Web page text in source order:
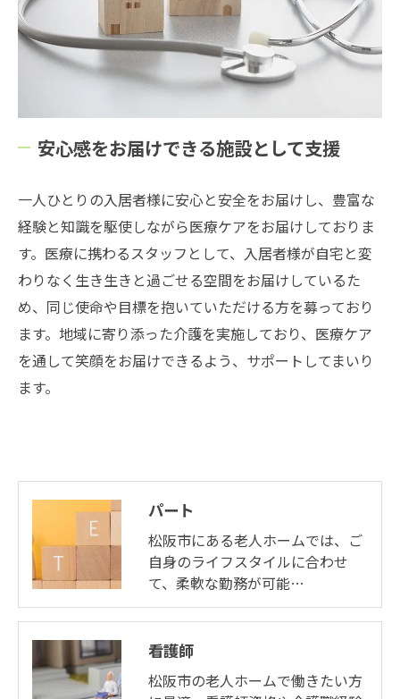
安心感をお届けできる施設として支援
一人ひとりの入居者様に安心と安全をお届けし、豊富な
経験と知識を駆使しながら医療ケアをお届けしておりま
す。医療に携わるスタッフとして、入居者様が自宅と変
わりなく生き生きと過ごせる空間をお届けしているた
め、同じ使命や目標を抱いていただける方を募っており
ます。地域に寄り添った介護を実施しており、医療ケア
を通して笑顔をお届けできるよう、サポートしてまいり
ます。
パート
松阪市にある老人ホームでは、ご
自身のライフスタイルに合わせ
て、柔軟な勤務が可能…
看護師
松阪市の老人ホームで働きたい方